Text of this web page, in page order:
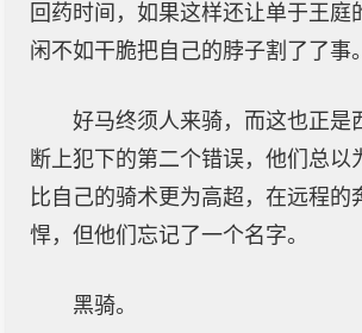
回药时间，如果这样还让单于王庭
闲不如干脆把自己的脖子割了了事。
好马终须人来骑，而这也正是
断上犯下的第二个错误，他们总以
比自己的骑术更为高超，在远程的
悍，但他们忘记了一个名字。
黑骑。